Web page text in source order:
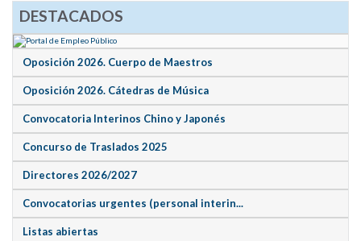
DESTACADOS
Oposición 2026. Cuerpo de Maestros
Oposición 2026. Cátedras de Música
Convocatoria Interinos Chino y Japonés
Concurso de Traslados 2025
Directores 2026/2027
Convocatorias urgentes (personal interin...
Listas abiertas